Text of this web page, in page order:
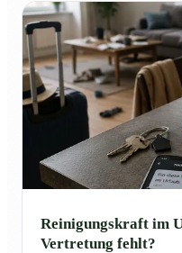
Reinigungskraft im
Vertretung fehlt?